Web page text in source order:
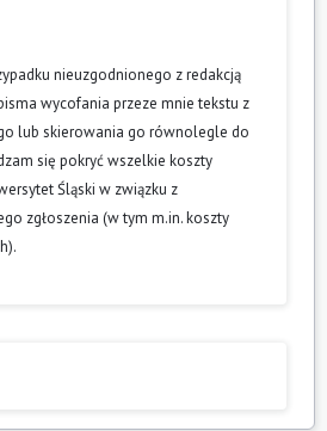
nieuzgodnionego z redakcją
wycofania przeze mnie tekstu z
lub skierowania go równolegle do
się pokryć wszelkie koszty
Śląski w związku z
zgłoszenia (w tym m.in. koszty